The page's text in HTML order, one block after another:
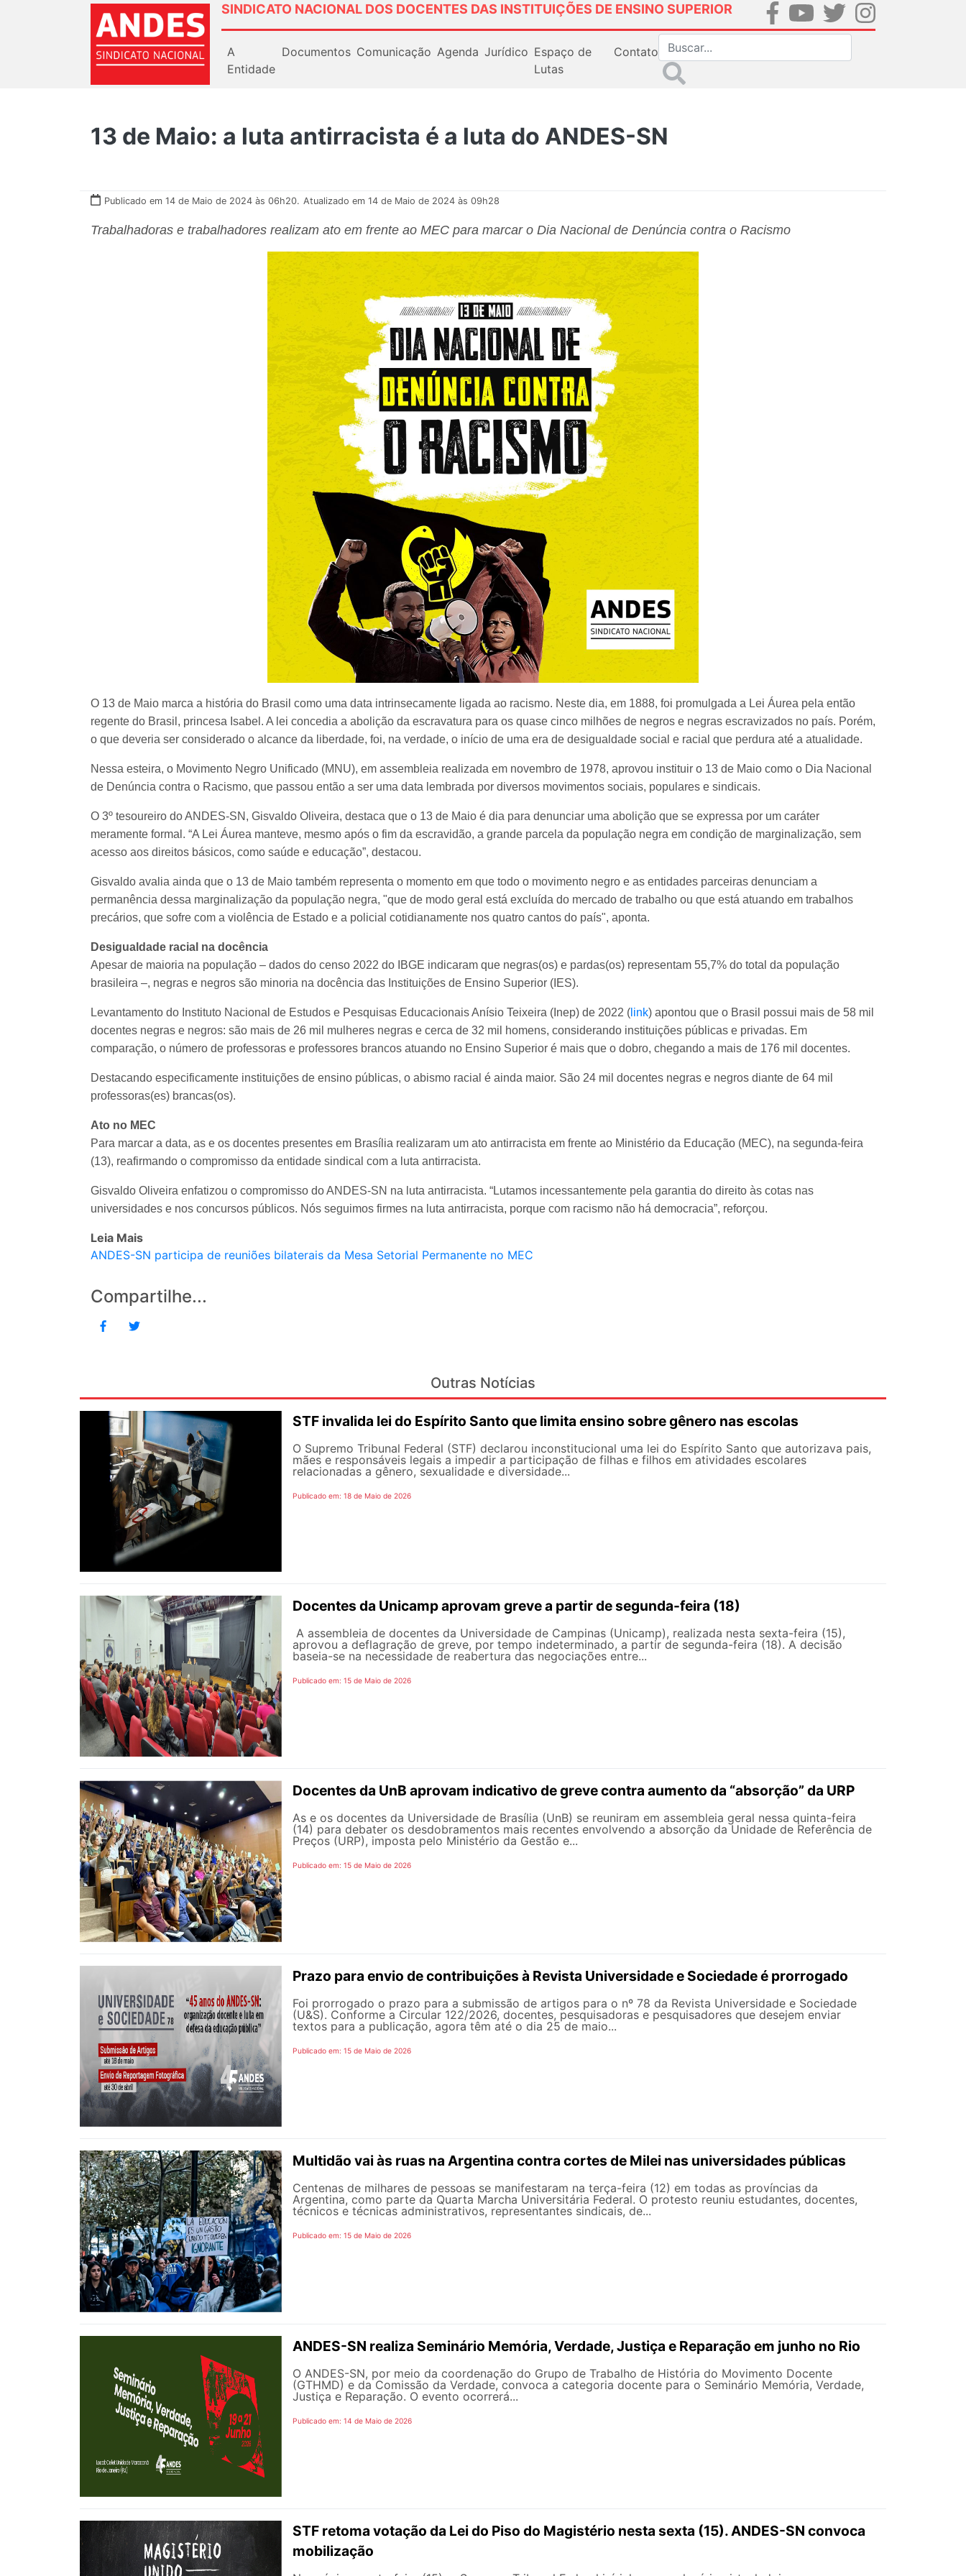
SINDICATO NACIONAL DOS DOCENTES DAS INSTITUIÇÕES DE ENSINO SUPERIOR
A
Entidade
Documentos Comunicação Agenda Jurídico Espaço de
Lutas
Contato
13 de Maio: a luta antirracista é a luta do ANDES-SN
Publicado em 14 de Maio de 2024 às 06h20. Atualizado em 14 de Maio de 2024 às 09h28
Trabalhadoras e trabalhadores realizam ato em frente ao MEC para marcar o Dia Nacional de Denúncia contra o Racismo
O 13 de Maio marca a história do Brasil como uma data intrinsecamente ligada ao racismo. Neste dia, em 1888, foi promulgada a Lei Áurea pela então
regente do Brasil, princesa Isabel. A lei concedia a abolição da escravatura para os quase cinco milhões de negros e negras escravizados no país. Porém,
o que deveria ser considerado o alcance da liberdade, foi, na verdade, o início de uma era de desigualdade social e racial que perdura até a atualidade.
Nessa esteira, o Movimento Negro Unificado (MNU), em assembleia realizada em novembro de 1978, aprovou instituir o 13 de Maio como o Dia Nacional
de Denúncia contra o Racismo, que passou então a ser uma data lembrada por diversos movimentos sociais, populares e sindicais.
O 3º tesoureiro do ANDES-SN, Gisvaldo Oliveira, destaca que o 13 de Maio é dia para denunciar uma abolição que se expressa por um caráter
meramente formal. “A Lei Áurea manteve, mesmo após o fim da escravidão, a grande parcela da população negra em condição de marginalização, sem
acesso aos direitos básicos, como saúde e educação”, destacou.
Gisvaldo avalia ainda que o 13 de Maio também representa o momento em que todo o movimento negro e as entidades parceiras denunciam a
permanência dessa marginalização da população negra, "que de modo geral está excluída do mercado de trabalho ou que está atuando em trabalhos
precários, que sofre com a violência de Estado e a policial cotidianamente nos quatro cantos do país", aponta.
Desigualdade racial na docência
Apesar de maioria na população – dados do censo 2022 do IBGE indicaram que negras(os) e pardas(os) representam 55,7% do total da população
brasileira –, negras e negros são minoria na docência das Instituições de Ensino Superior (IES).
Levantamento do Instituto Nacional de Estudos e Pesquisas Educacionais Anísio Teixeira (Inep) de 2022 ( link) apontou que o Brasil possui mais de 58 mil
docentes negras e negros: são mais de 26 mil mulheres negras e cerca de 32 mil homens, considerando instituições públicas e privadas. Em
comparação, o número de professoras e professores brancos atuando no Ensino Superior é mais que o dobro, chegando a mais de 176 mil docentes.
Destacando especificamente instituições de ensino públicas, o abismo racial é ainda maior. São 24 mil docentes negras e negros diante de 64 mil
professoras(es) brancas(os).
Ato no MEC
Para marcar a data, as e os docentes presentes em Brasília realizaram um ato antirracista em frente ao Ministério da Educação (MEC), na segunda-feira
(13), reafirmando o compromisso da entidade sindical com a luta antirracista.
Gisvaldo Oliveira enfatizou o compromisso do ANDES-SN na luta antirracista. “Lutamos incessantemente pela garantia do direito às cotas nas
universidades e nos concursos públicos. Nós seguimos firmes na luta antirracista, porque com racismo não há democracia”, reforçou.
Leia Mais
ANDES-SN participa de reuniões bilaterais da Mesa Setorial Permanente no MEC
Compartilhe...
Outras Notícias
STF invalida lei do Espírito Santo que limita ensino sobre gênero nas escolas
O Supremo Tribunal Federal (STF) declarou inconstitucional uma lei do Espírito Santo que autorizava pais,
mães e responsáveis legais ​​a impedir a participação de filhas e filhos em atividades escolares
relacionadas a gênero, sexualidade e diversidade...
Publicado em: 18 de Maio de 2026
Docentes da Unicamp aprovam greve a partir de segunda-feira (18)
A assembleia de docentes da Universidade de Campinas (Unicamp), realizada nesta sexta-feira (15),
aprovou a deflagração de greve, por tempo indeterminado, a partir de segunda-feira (18). A decisão
baseia-se na necessidade de reabertura das negociações entre...
Publicado em: 15 de Maio de 2026
Docentes da UnB aprovam indicativo de greve contra aumento da “absorção” da URP
As e os docentes da Universidade de Brasília (UnB) se reuniram em assembleia geral nessa quinta-feira
(14) para debater os desdobramentos mais recentes envolvendo a absorção da Unidade de Referência de
Preços (URP), imposta pelo Ministério da Gestão e...
Publicado em: 15 de Maio de 2026
Prazo para envio de contribuições à Revista Universidade e Sociedade é prorrogado
Foi prorrogado o prazo para a submissão de artigos para o nº 78 da Revista Universidade e Sociedade
(U&S). Conforme a Circular 122/2026, docentes, pesquisadoras e pesquisadores que desejem enviar
textos para a publicação, agora têm até o dia 25 de maio...
Publicado em: 15 de Maio de 2026
Multidão vai às ruas na Argentina contra cortes de Milei nas universidades públicas
Centenas de milhares de pessoas se manifestaram na terça-feira (12) em todas as províncias da
Argentina, como parte da Quarta Marcha Universitária Federal. O protesto reuniu estudantes, docentes,
técnicos e técnicas administrativos, representantes sindicais, de...
Publicado em: 15 de Maio de 2026
ANDES-SN realiza Seminário Memória, Verdade, Justiça e Reparação em junho no Rio
O ANDES-SN, por meio da coordenação do Grupo de Trabalho de História do Movimento Docente
(GTHMD) e da Comissão da Verdade, convoca a categoria docente para o Seminário Memória, Verdade,
Justiça e Reparação. O evento ocorrerá...
Publicado em: 14 de Maio de 2026
STF retoma votação da Lei do Piso do Magistério nesta sexta (15). ANDES-SN convoca
mobilização